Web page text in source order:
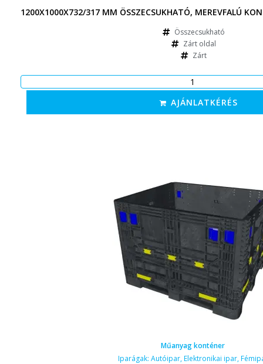
1200X1000X732/317 MM ÖSSZECSUKHATÓ, MEREVFALÚ
Összecsukható
Zárt oldal
Zárt
AJÁNLATKÉRÉS
Műanyag konténer
Iparágak: Autóipar,Elektronikai ipar,